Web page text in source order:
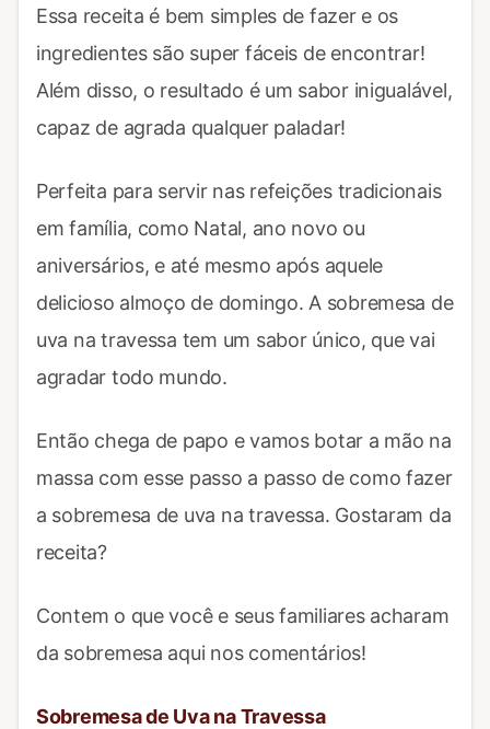
Essa receita é bem simples de fazer e os
ingredientes são super fáceis de encontrar!
Além disso, o resultado é um sabor inigualável,
capaz de agrada qualquer paladar!
Perfeita para servir nas refeições tradicionais
em família, como Natal, ano novo ou
aniversários, e até mesmo após aquele
delicioso almoço de domingo. A sobremesa de
uva na travessa tem um sabor único, que vai
agradar todo mundo.
Então chega de papo e vamos botar a mão na
massa com esse passo a passo de como fazer
a sobremesa de uva na travessa. Gostaram da
receita?
Contem o que você e seus familiares acharam
da sobremesa aqui nos comentários!
Sobremesa de Uva na Travessa